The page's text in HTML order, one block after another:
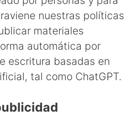
nuestras políticas
materiales
automática por
escritura basadas en
tal como ChatGPT.